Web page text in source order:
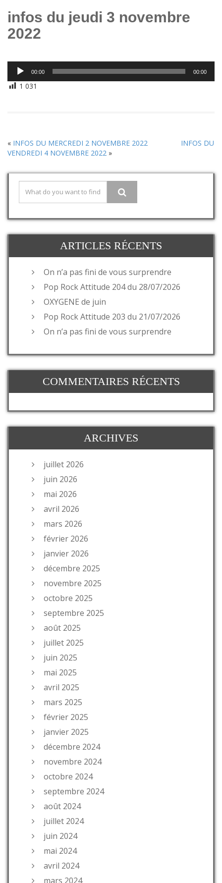
infos du jeudi 3 novembre
2022
Lecteur
audio
00:00 00:00
1 031
« INFOS DU MERCREDI 2 NOVEMBRE 2022
INFOS DU
VENDREDI 4 NOVEMBRE 2022 »
ARTICLES RÉCENTS
On n’a pas fini de vous surprendre
Pop Rock Attitude 204 du 28/07/2026
OXYGENE de juin
Pop Rock Attitude 203 du 21/07/2026
On n’a pas fini de vous surprendre
COMMENTAIRES RÉCENTS
ARCHIVES
juillet 2026
juin 2026
mai 2026
avril 2026
mars 2026
février 2026
janvier 2026
décembre 2025
novembre 2025
octobre 2025
septembre 2025
août 2025
juillet 2025
juin 2025
mai 2025
avril 2025
mars 2025
février 2025
janvier 2025
décembre 2024
novembre 2024
octobre 2024
septembre 2024
août 2024
juillet 2024
juin 2024
mai 2024
avril 2024
mars 2024